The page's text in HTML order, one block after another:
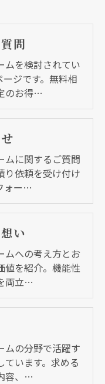
問
ムを検討されてい
ージです。無料相
のお得…
ムに関するご質問
り依頼を受け付け
ォー…
い
ムへの考え方とお
値を紹介。機能性
両立…
ムの分野で活躍す
ています。求める
容、…